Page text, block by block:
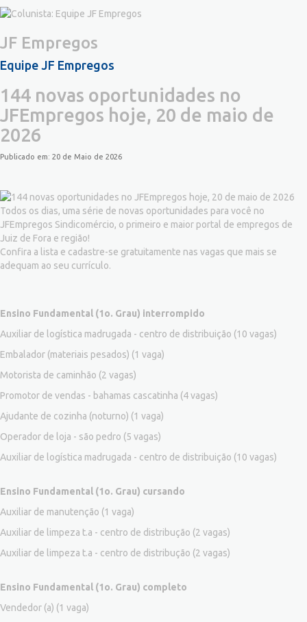
JF Empregos
Equipe JF Empregos
144 novas oportunidades no
JFEmpregos hoje, 20 de maio de
2026
Publicado em: 20 de Maio de 2026
Todos os dias, uma série de novas oportunidades para você no
JFEmpregos Sindicomércio, o primeiro e maior portal de empregos de
Juiz de Fora e região!
Confira a lista e cadastre-se gratuitamente nas vagas que mais se
adequam ao seu currículo.
Ensino Fundamental (1o. Grau) interrompido
Auxiliar de logística madrugada - centro de distribuição (10 vagas)
Embalador (materiais pesados) (1 vaga)
Motorista de caminhão (2 vagas)
Promotor de vendas - bahamas cascatinha (4 vagas)
Ajudante de cozinha (noturno) (1 vaga)
Operador de loja - são pedro (5 vagas)
Auxiliar de logística madrugada - centro de distribuição (10 vagas)
Ensino Fundamental (1o. Grau) cursando
Auxiliar de manutenção (1 vaga)
Auxiliar de limpeza t.a - centro de distribução (2 vagas)
Auxiliar de limpeza t.a - centro de distribução (2 vagas)
Ensino Fundamental (1o. Grau) completo
Vendedor (a) (1 vaga)